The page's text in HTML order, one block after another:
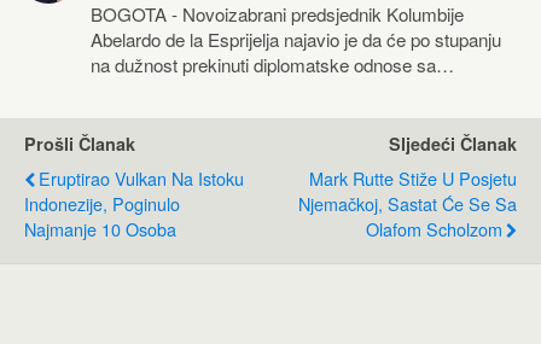
BOGOTA - Novoizabrani predsjednik Kolumbije
Abelardo de la Esprijelja najavio je da će po stupanju
na dužnost prekinuti diplomatske odnose sa…
Prošli Članak
Eruptirao Vulkan Na Istoku
Indonezije, Poginulo
Najmanje 10 Osoba
Sljedeći Članak
Mark Rutte Stiže U Posjetu
Njemačkoj, Sastat Će Se Sa
Olafom Scholzom